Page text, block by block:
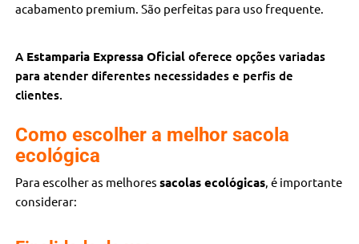
acabamento premium. São perfeitas para uso frequente.
A Estamparia Expressa Oficial oferece opções variadas
para atender diferentes necessidades e perfis de
clientes.
Como escolher a melhor sacola
ecológica
Para escolher as melhoressacolas ecológicas, é importante
considerar: